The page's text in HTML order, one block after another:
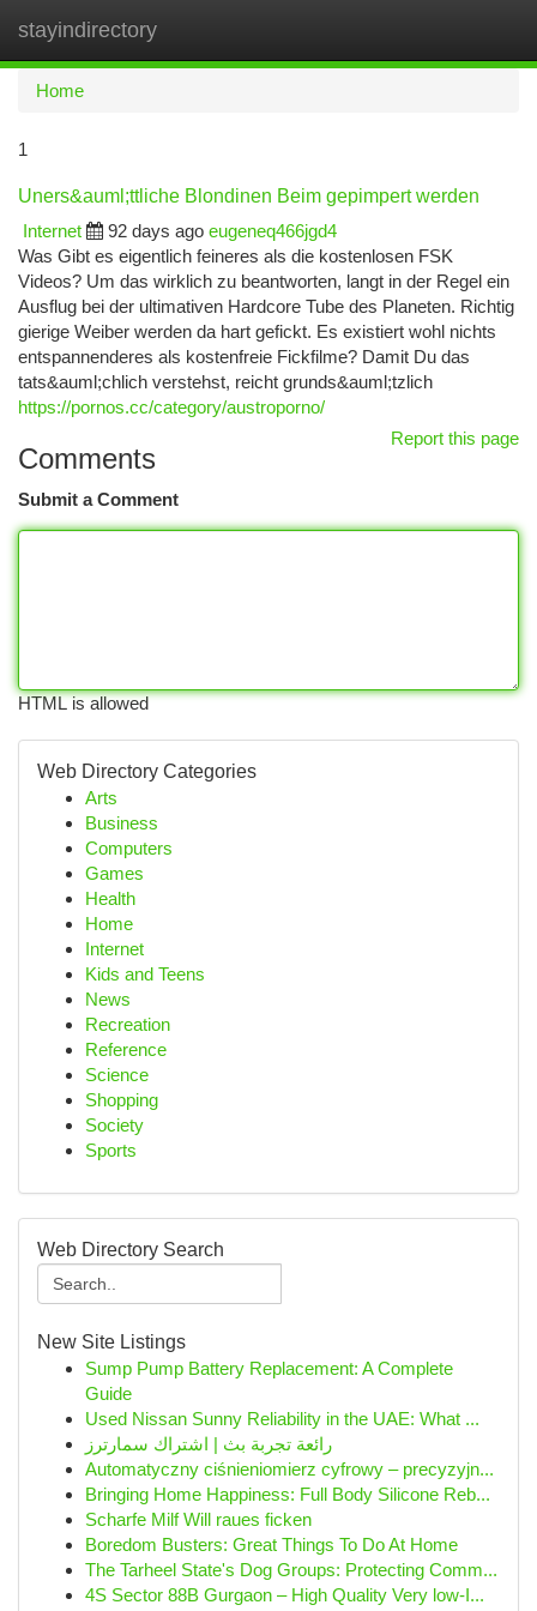
stayindirectory
Home
1
Uners&auml;ttliche Blondinen Beim gepimpert werden
Internet
92 days ago eugeneq466jgd4
Was Gibt es eigentlich feineres als die kostenlosen FSK
Videos? Um das wirklich zu beantworten, langt in der Regel ein
Ausflug bei der ultimativen Hardcore Tube des Planeten. Richtig
gierige Weiber werden da hart gefickt. Es existiert wohl nichts
entspannenderes als kostenfreie Fickfilme? Damit Du das
tats&auml;chlich verstehst, reicht grunds&auml;tzlich
https://pornos.cc/category/austroporno/
Report this page
Comments
Submit a Comment
HTML is allowed
Web Directory Categories
Arts
Business
Computers
Games
Health
Home
Internet
Kids and Teens
News
Recreation
Reference
Science
Shopping
Society
Sports
Web Directory Search
New Site Listings
Sump Pump Battery Replacement: A Complete
Guide
Used Nissan Sunny Reliability in the UAE: What ...
رائعة تجربة بث | اشتراك سمارترز
Automatyczny ciśnieniomierz cyfrowy – precyzyjn...
Bringing Home Happiness: Full Body Silicone Reb...
Scharfe Milf Will raues ficken
Boredom Busters: Great Things To Do At Home
The Tarheel State's Dog Groups: Protecting Comm...
4S Sector 88B Gurgaon – High Quality Very low-I...